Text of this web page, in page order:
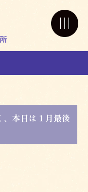
、本日は１月最後